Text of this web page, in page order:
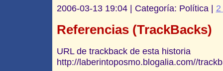
2006-03-13 19:04 | Categoría: Política |
Referencias (TrackBacks)
URL de trackback de esta historia
http://laberintoposmo.blogalia.com//